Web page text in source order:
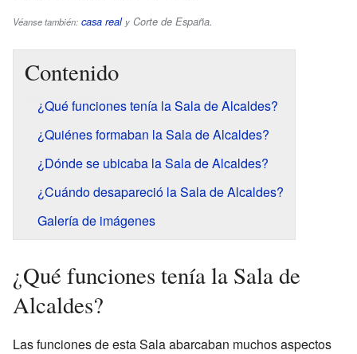
Véanse también: casa real y Corte de España.
Contenido
¿Qué funciones tenía la Sala de Alcaldes?
¿Quiénes formaban la Sala de Alcaldes?
¿Dónde se ubicaba la Sala de Alcaldes?
¿Cuándo desapareció la Sala de Alcaldes?
Galería de imágenes
¿Qué funciones tenía la Sala de
Alcaldes?
Las funciones de esta Sala abarcaban muchos aspectos